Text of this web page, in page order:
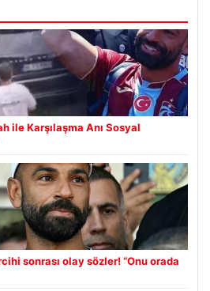
ile Karşılaşma Anı Sosyal
sonrası olay sözler! “Onu orada